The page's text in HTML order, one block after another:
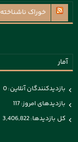
خوراک ناشناخته
آمار
بازدیدکنندگان آنلاین:0
بازدیدهای امروز:117
کل بازدیدها:3,406,822